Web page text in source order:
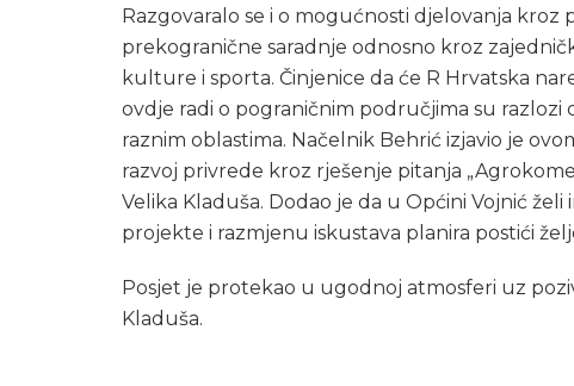
Razgovaralo se i o mogućnosti djelovanja
prekogranične saradnje odnosno kroz
kulture i sporta. Činjenice da će R Hrvatska
ovdje radi o pograničnim područjima su razlozi
raznim oblastima. Načelnik Behrić izjavio je
razvoj privrede kroz rješenje pitanja
Velika Kladuša. Dodao je da u Općini Vojnić
projekte i razmjenu iskustava planira postići
Posjet je protekao u ugodnoj atmosferi uz
Kladuša.